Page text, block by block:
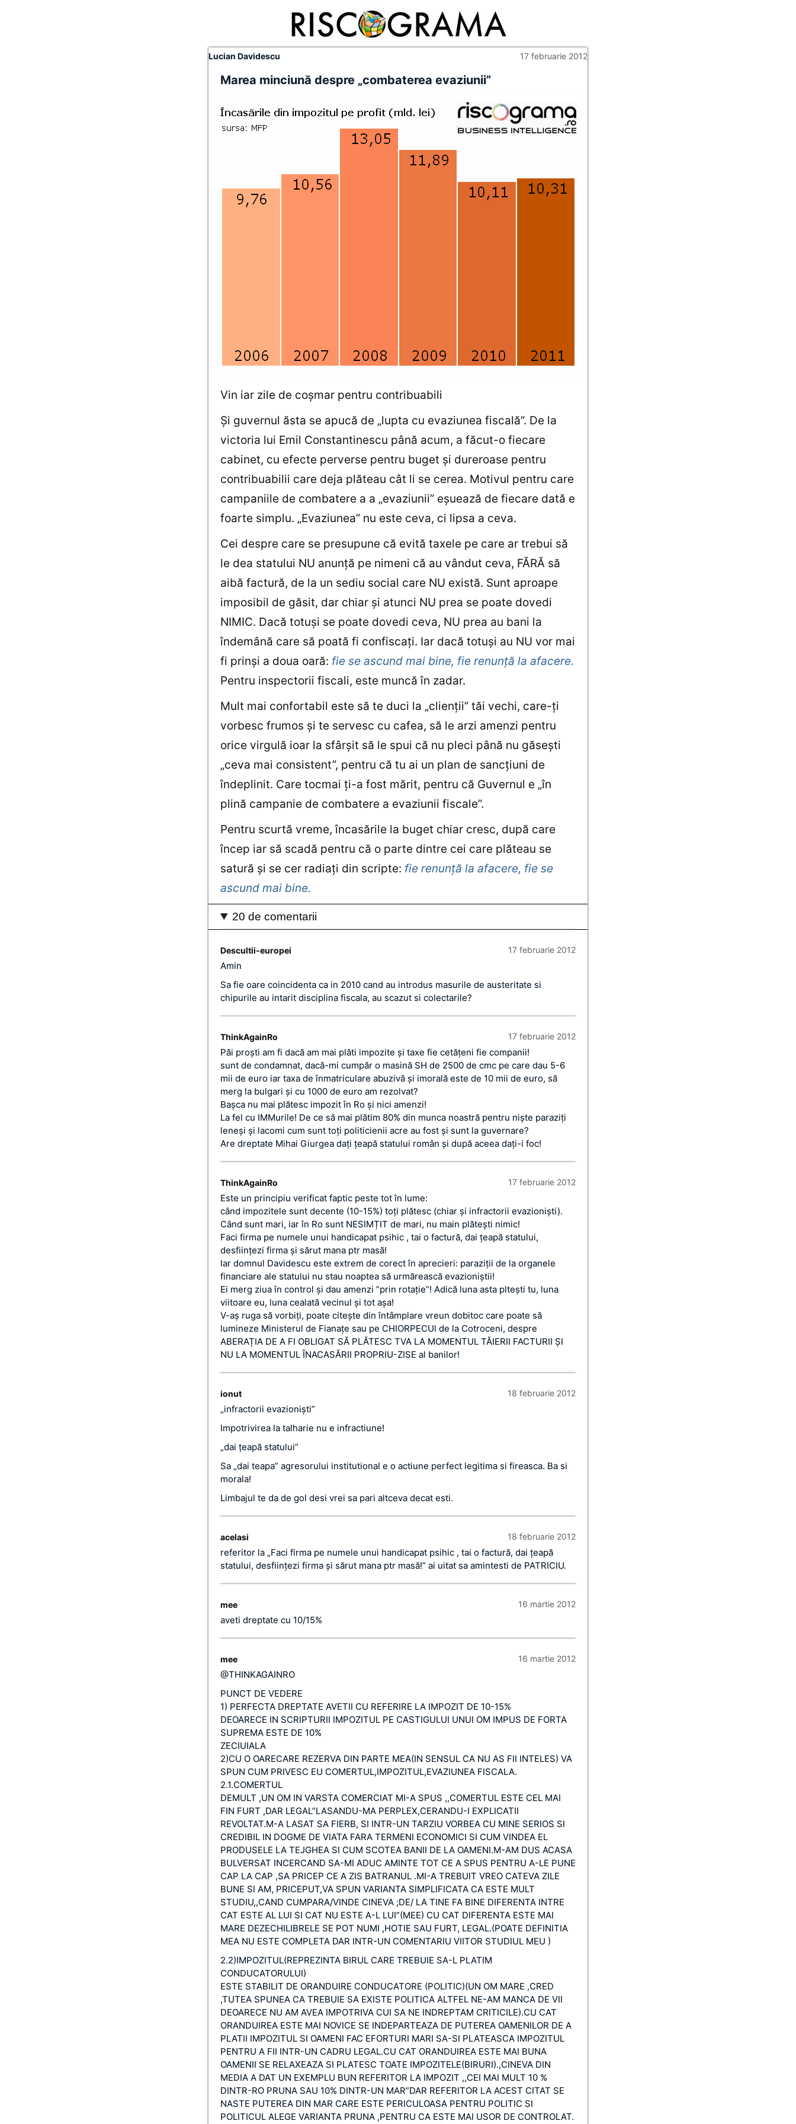
Lucian Davidescu 17 februarie 2012
Marea minciună despre „combaterea evaziunii”
Vin iar zile de coşmar pentru contribuabili
Şi guvernul ăsta se apucă de „lupta cu evaziunea fiscală”. De la
victoria lui Emil Constantinescu până acum, a făcut-o fiecare
cabinet, cu efecte perverse pentru buget şi dureroase pentru
contribuabilii care deja plăteau cât li se cerea. Motivul pentru care
campaniile de combatere a a „evaziunii” eşuează de fiecare dată e
foarte simplu. „Evaziunea” nu este ceva, ci lipsa a ceva.
Cei despre care se presupune că evită taxele pe care ar trebui să
le dea statului NU anunţă pe nimeni că au vândut ceva, FĂRĂ să
aibă factură, de la un sediu social care NU există. Sunt aproape
imposibil de găsit, dar chiar şi atunci NU prea se poate dovedi
NIMIC. Dacă totuşi se poate dovedi ceva, NU prea au bani la
îndemână care să poată fi confiscaţi. Iar dacă totuşi au NU vor mai
fi prinşi a doua oară: fie se ascund mai bine, fie renunţă la afacere.
Pentru inspectorii fiscali, este muncă în zadar.
Mult mai confortabil este să te duci la „clienţii” tăi vechi, care-ţi
vorbesc frumos şi te servesc cu cafea, să le arzi amenzi pentru
orice virgulă ioar la sfârşit să le spui că nu pleci până nu găseşti
„ceva mai consistent”, pentru că tu ai un plan de sancţiuni de
îndeplinit. Care tocmai ţi-a fost mărit, pentru că Guvernul e „în
plină campanie de combatere a evaziunii fiscale”.
Pentru scurtă vreme, încasările la buget chiar cresc, după care
încep iar să scadă pentru că o parte dintre cei care plăteau se
satură şi se cer radiaţi din scripte: fie renunţă la afacere, fie se
ascund mai bine.
20 de comentarii
Descultii-europei 17 februarie 2012
Amin
Sa fie oare coincidenta ca in 2010 cand au introdus masurile de austeritate si
chipurile au intarit disciplina fiscala, au scazut si colectarile?
ThinkAgainRo 17 februarie 2012
Păi proşti am fi dacă am mai plăti impozite şi taxe fie cetăţeni fie companii!
sunt de condamnat, dacă-mi cumpăr o masină SH de 2500 de cmc pe care dau 5-6
mii de euro iar taxa de înmatriculare abuzivă şi imorală este de 10 mii de euro, să
merg la bulgari şi cu 1000 de euro am rezolvat?
Başca nu mai plătesc impozit în Ro şi nici amenzi!
La fel cu IMMurile! De ce să mai plătim 80% din munca noastră pentru nişte paraziţi
leneşi şi lacomi cum sunt toţi politicienii acre au fost şi sunt la guvernare?
Are dreptate Mihai Giurgea daţi ţeapă statului român şi după aceea daţi-i foc!
ThinkAgainRo 17 februarie 2012
Este un principiu verificat faptic peste tot în lume:
când impozitele sunt decente (10-15%) toţi plătesc (chiar şi infractorii evazionişti).
Când sunt mari, iar în Ro sunt NESIMȚIT de mari, nu main plăteşti nimic!
Faci firma pe numele unui handicapat psihic , tai o factură, dai ţeapă statului,
desfiinţezi firma şi sărut mana ptr masă!
Iar domnul Davidescu este extrem de corect în aprecieri: paraziţii de la organele
financiare ale statului nu stau noaptea să urmărească evazioniştii!
Ei merg ziua în control şi dau amenzi ”prin rotaţie”! Adică luna asta plteşti tu, luna
viitoare eu, luna cealată vecinul şi tot aşa!
V-aş ruga să vorbiţi, poate citeşte din întâmplare vreun dobitoc care poate să
lumineze Ministerul de Fianaţe sau pe CHIORPECUl de la Cotroceni, despre
ABERAȚIA DE A FI OBLIGAT SĂ PLĂTESC TVA LA MOMENTUL TĂIERII FACTURII ȘI
NU LA MOMENTUL ÎNACASĂRII PROPRIU-ZISE al banilor!
ionut 18 februarie 2012
„infractorii evazionişti”
Impotrivirea la talharie nu e infractiune!
„dai ţeapă statului”
Sa „dai teapa” agresorului institutional e o actiune perfect legitima si fireasca. Ba si
morala!
Limbajul te da de gol desi vrei sa pari altceva decat esti.
acelasi 18 februarie 2012
referitor la „Faci firma pe numele unui handicapat psihic , tai o factură, dai ţeapă
statului, desfiinţezi firma şi sărut mana ptr masă!” ai uitat sa amintesti de PATRICIU.
mee 16 martie 2012
aveti dreptate cu 10/15%
mee 16 martie 2012
@THINKAGAINRO
PUNCT DE VEDERE
1) PERFECTA DREPTATE AVETII CU REFERIRE LA IMPOZIT DE 10-15%
DEOARECE IN SCRIPTURII IMPOZITUL PE CASTIGULUI UNUI OM IMPUS DE FORTA
SUPREMA ESTE DE 10%
ZECIUIALA
2)CU O OARECARE REZERVA DIN PARTE MEA(IN SENSUL CA NU AS FII INTELES) VA
SPUN CUM PRIVESC EU COMERTUL,IMPOZITUL,EVAZIUNEA FISCALA.
2.1.COMERTUL
DEMULT ,UN OM IN VARSTA COMERCIAT MI-A SPUS ,,COMERTUL ESTE CEL MAI
FIN FURT ,DAR LEGAL”LASANDU-MA PERPLEX,CERANDU-I EXPLICATII
REVOLTAT.M-A LASAT SA FIERB, SI INTR-UN TARZIU VORBEA CU MINE SERIOS SI
CREDIBIL IN DOGME DE VIATA FARA TERMENI ECONOMICI SI CUM VINDEA EL
PRODUSELE LA TEJGHEA SI CUM SCOTEA BANII DE LA OAMENI.M-AM DUS ACASA
BULVERSAT INCERCAND SA-MI ADUC AMINTE TOT CE A SPUS PENTRU A-LE PUNE
CAP LA CAP ,SA PRICEP CE A ZIS BATRANUL .MI-A TREBUIT VREO CATEVA ZILE
BUNE SI AM, PRICEPUT,VA SPUN VARIANTA SIMPLIFICATA CA ESTE MULT
STUDIU,,CAND CUMPARA/VINDE CINEVA ;DE/ LA TINE FA BINE DIFERENTA INTRE
CAT ESTE AL LUI SI CAT NU ESTE A-L LUI”(MEE) CU CAT DIFERENTA ESTE MAI
MARE DEZECHILIBRELE SE POT NUMI ,HOTIE SAU FURT, LEGAL.(POATE DEFINITIA
MEA NU ESTE COMPLETA DAR INTR-UN COMENTARIU VIITOR STUDIUL MEU )
2.2)IMPOZITUL(REPREZINTA BIRUL CARE TREBUIE SA-L PLATIM
CONDUCATORULUI)
ESTE STABILIT DE ORANDUIRE CONDUCATORE (POLITIC)(UN OM MARE ,CRED
,TUTEA SPUNEA CA TREBUIE SA EXISTE POLITICA ALTFEL NE-AM MANCA DE VII
DEOARECE NU AM AVEA IMPOTRIVA CUI SA NE INDREPTAM CRITICILE).CU CAT
ORANDUIREA ESTE MAI NOVICE SE INDEPARTEAZA DE PUTEREA OAMENILOR DE A
PLATII IMPOZITUL SI OAMENI FAC EFORTURI MARI SA-SI PLATEASCA IMPOZITUL
PENTRU A FII INTR-UN CADRU LEGAL.CU CAT ORANDUIREA ESTE MAI BUNA
OAMENII SE RELAXEAZA SI PLATESC TOATE IMPOZITELE(BIRURI).,CINEVA DIN
MEDIA A DAT UN EXEMPLU BUN REFERITOR LA IMPOZIT ,,CEI MAI MULT 10 %
DINTR-RO PRUNA SAU 10% DINTR-UN MAR”DAR REFERITOR LA ACEST CITAT SE
NASTE PUTEREA DIN MAR CARE ESTE PERICULOASA PENTRU POLITIC SI
POLITICUL ALEGE VARIANTA PRUNA ,PENTRU CA ESTE MAI USOR DE CONTROLAT.